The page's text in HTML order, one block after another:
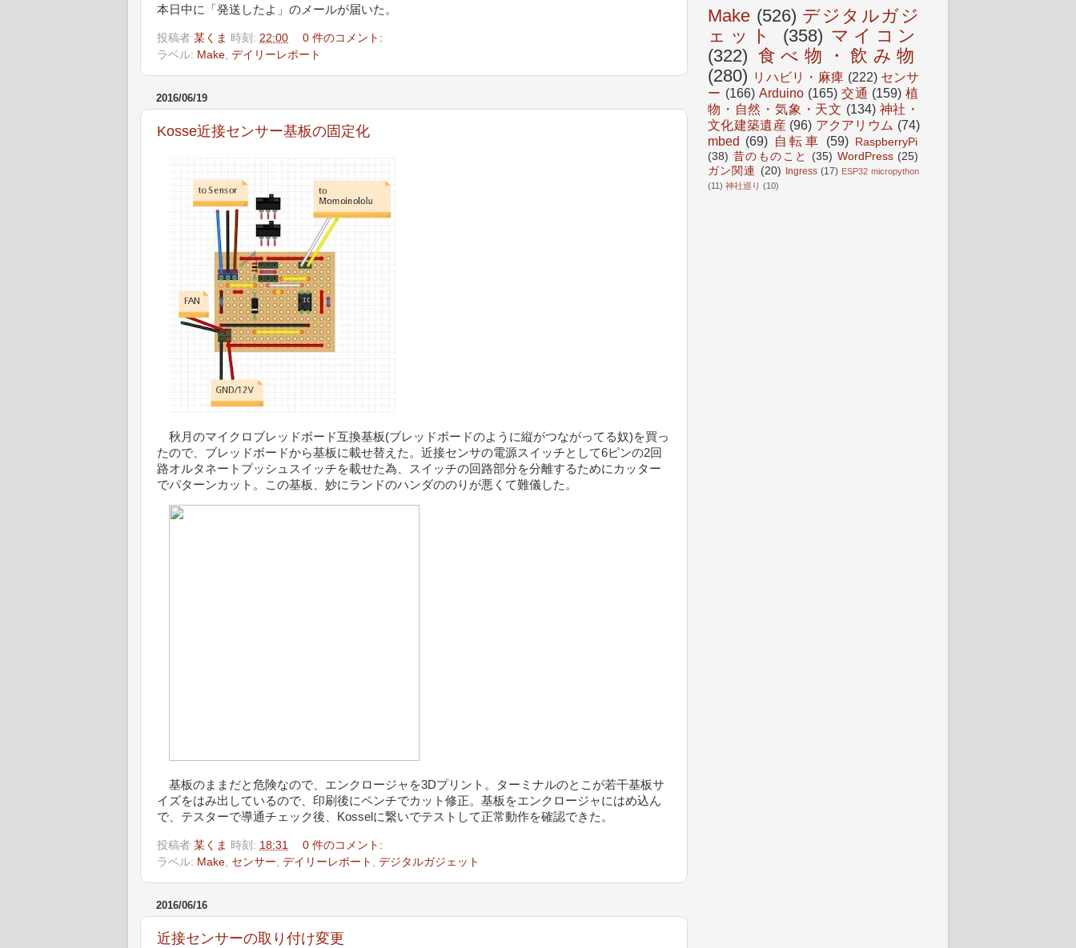
本日中に「発送したよ」のメールが届いた。
投稿者 某くま 時刻: 22:00
0 件のコメント:
ラベル: Make デイリーレポート
2016/06/19
Kosse近接センサー基板の固定化
秋月のマイクロブレッドボード互換基板(ブレッドボードのように縦がつながってる奴)を買っ
たので、ブレッドボードから基板に載せ替えた。近接センサの電源スイッチとして6ピンの2回
路オルタネートプッシュスイッチを載せた為、スイッチの回路部分を分離するためにカッター
でパターンカット。この基板、妙にランドのハンダののりが悪くて難儀した。
基板のままだと危険なので、エンクロージャを3Dプリント。ターミナルのとこが若干基板サ
イズをはみ出しているので、印刷後にペンチでカット修正。基板をエンクロージャにはめ込ん
で、テスターで導通チェック後、Kosselに繋いでテストして正常動作を確認できた。
投稿者 某くま 時刻: 18:31
0 件のコメント:
ラベル: Make センサー デイリーレポート デジタルガジェット
2016/06/16
近接センサーの取り付け変更
Make (526) デジタルガジ
ェット
(358) マイコン
(322) 食べ物・飲み物
(280) リハビリ・麻痺 (222) センサ
ー (166) Arduino (165) 交通 (159) 植
物・自然・気象・天文 (134) 神社・
文化建築遺産 (96) アクアリウム (74)
mbed (69) 自転車 (59)
RaspberryPi
(38) 昔のものこと (35) WordPress (25)
ガン関連 (20) Ingress (17) ESP32 micropython
(11) 神社巡り (10)